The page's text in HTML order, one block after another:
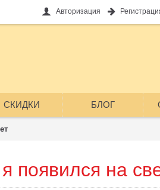
Авторизация
СКИДКИ БЛОГ
появился на